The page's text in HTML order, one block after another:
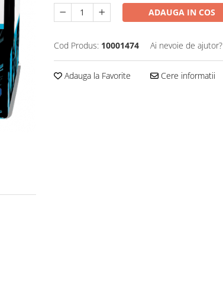
ADAUGA IN COS
Cod Produs: 10001474 Ai nevoie de ajutor?
Adauga la Favorite Cere informatii